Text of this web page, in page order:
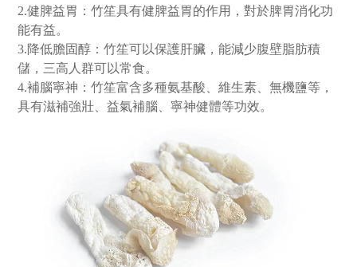
2.健脾益胃：竹笙具有健脾益胃的作用，對於脾胃消化功
能有益。
3.降低膽固醇：竹笙可以保護肝臟，能減少腹壁脂肪積
儲，三高人群可以常食。
4.補腦寧神：竹笙富含多種氨基酸、維生素、無機鹽等，
具有滋補強壯、益氣補腦、寧神健體等功效。